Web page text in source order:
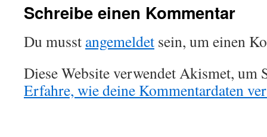
Schreibe einen Kommentar
Du musst angemeldet sein, um einen
Diese Website verwendet Akismet, um
Erfahre, wie deine Kommentardaten